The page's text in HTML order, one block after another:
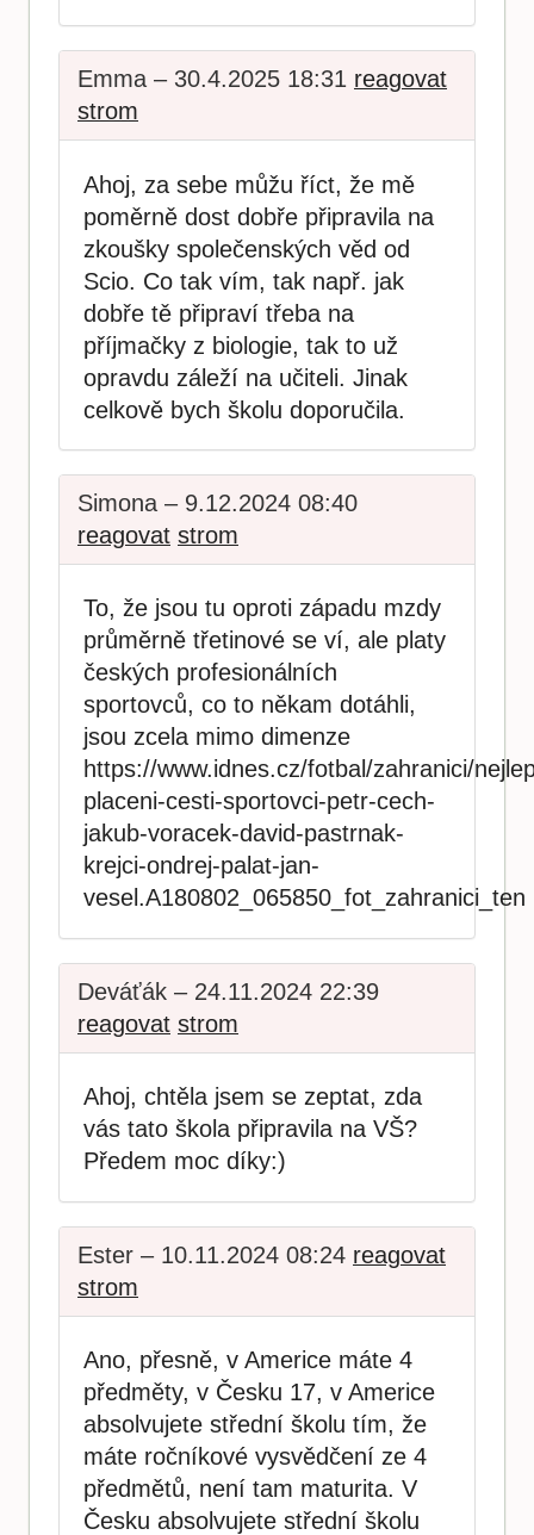
Emma – 30.4.2025 18:31 reagovat
strom
Ahoj, za sebe můžu říct, že mě
poměrně dost dobře připravila na
zkoušky společenských věd od
Scio. Co tak vím, tak např. jak
dobře tě připraví třeba na
příjmačky z biologie, tak to už
opravdu záleží na učiteli. Jinak
celkově bych školu doporučila.
Simona – 9.12.2024 08:40
reagovat strom
To, že jsou tu oproti západu mzdy
průměrně třetinové se ví, ale platy
českých profesionálních
sportovců, co to někam dotáhli,
jsou zcela mimo dimenze
https://www.idnes.cz/fotbal/zahranici/
placeni-cesti-sportovci-petr-cech-
jakub-voracek-david-pastrnak-
krejci-ondrej-palat-jan-
vesel.A180802_065850_fot_zahranici_ten
Deváťák – 24.11.2024 22:39
reagovat strom
Ahoj, chtěla jsem se zeptat, zda
vás tato škola připravila na VŠ?
Předem moc díky:)
Ester – 10.11.2024 08:24 reagovat
strom
Ano, přesně, v Americe máte 4
předměty, v Česku 17, v Americe
absolvujete střední školu tím, že
máte ročníkové vysvědčení ze 4
předmětů, není tam maturita. V
Česku absolvujete střední školu